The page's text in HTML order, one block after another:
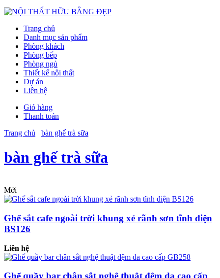
Trang chủ
Danh mục sản phẩm
Phòng khách
Phòng bếp
Phòng ngủ
Thiết kế nội thất
Dự án
Liên hệ
Giỏ hàng
Thanh toán
Trang chủ
bàn ghế trà sữa
bàn ghế trà sữa
Mới
Ghế sắt cafe ngoài trời khung xẻ rãnh sơn tĩnh điện
BS126
Liên hệ